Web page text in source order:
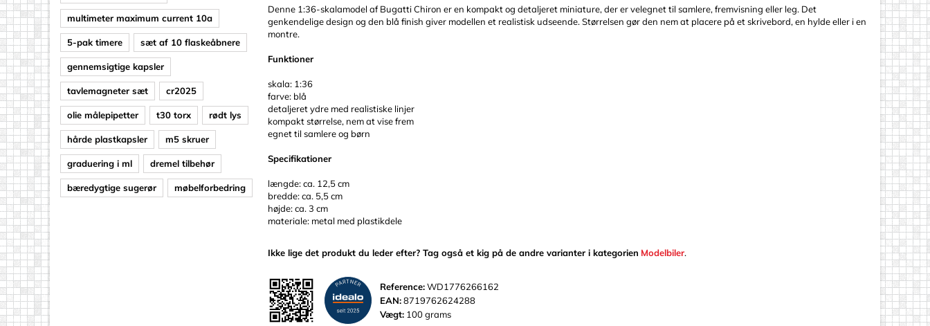
multimeter maximum current 10a
5-pak timere sæt af 10 flaskeåbnere
gennemsigtige kapsler
tavlemagneter sæt cr2025
olie målepipetter t30 torx rødt lys
hårde plastkapsler m5 skruer
graduering i ml dremel tilbehør
bæredygtige sugerør møbelforbedring
Denne 1:36-skalamodel af Bugatti Chiron er en kompakt og detaljeret miniature, der er velegnet til samlere, fremvisning eller leg. Det
genkendelige design og den blå finish giver modellen et realistisk udseende. Størrelsen gør den nem at placere på et skrivebord, en hylde eller i en
montre.
Funktioner
skala: 1:36
farve: blå
detaljeret ydre med realistiske linjer
kompakt størrelse, nem at vise frem
egnet til samlere og børn
Specifikationer
længde: ca. 12,5 cm
bredde: ca. 5,5 cm
højde: ca. 3 cm
materiale: metal med plastikdele
Ikke lige det produkt du leder efter? Tag også et kig på de andre varianter i kategorien Modelbiler.
Reference:WD1776266162
EAN:8719762624288
Vægt: 100 grams